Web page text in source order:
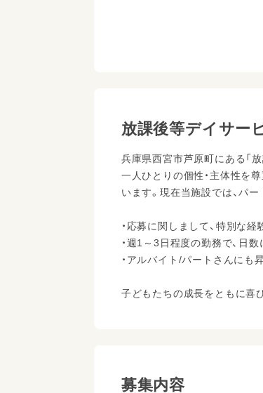
放課後等デイサー
兵庫県西宮市芦原町にある「
一人ひとりの個性・主体性を尊
います。現在当施設では、パ
・応募に関しまして、特別な
・週1～3日程度の勤務で、日
・アルバイト/パートさんにも
子どもたちの成長をともに喜
募集内容